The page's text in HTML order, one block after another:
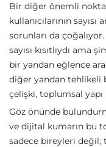
Bir diğer önemli nokta
kullanıcılarının
sorunları da
sayısı kısıtlıydı ama
bir yandan eğlence
diğer yandan tehlikeli
çelişki, toplumsal
Göz önünde
ve dijital kumarın bu
sadece bireyleri